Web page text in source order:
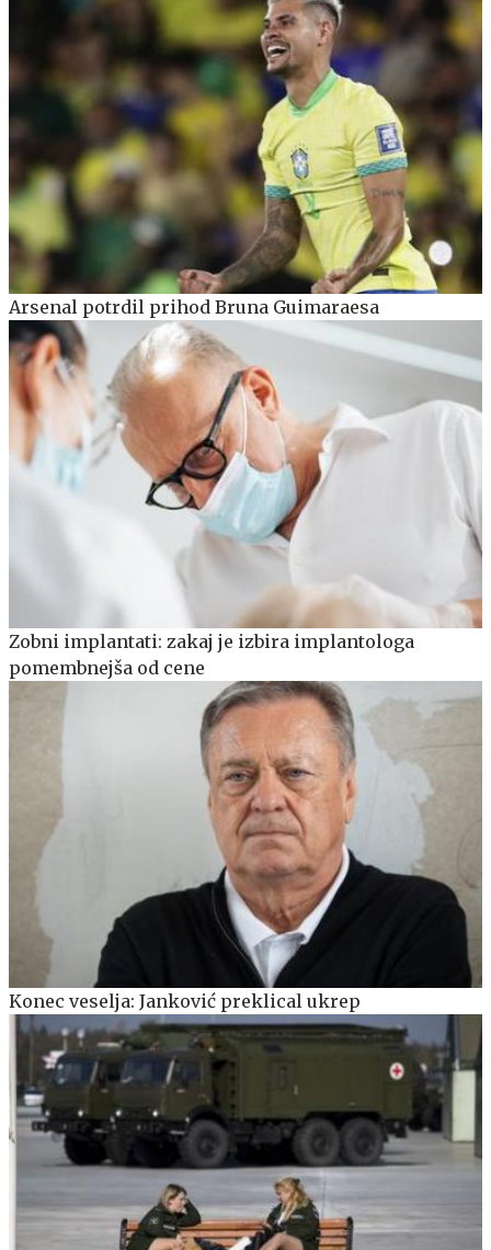
Arsenal potrdil prihod Bruna Guimaraesa
Zobni implantati: zakaj je izbira implantologa
pomembnejša od cene
Konec veselja: Janković preklical ukrep